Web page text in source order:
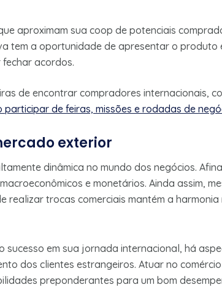
aproximam sua coop de potenciais
tem a oportunidade de apresentar o produto
acordos.
de encontrar compradores internacionais,
participar de feiras, missões e rodadas de
exterior
dinâmica no mundo dos negócios.
e monetários. Ainda assim,
realizar trocas comerciais mantém a harmonia
em sua jornada internacional, há
dos clientes estrangeiros. Atuar no comércio
preponderantes para um bom